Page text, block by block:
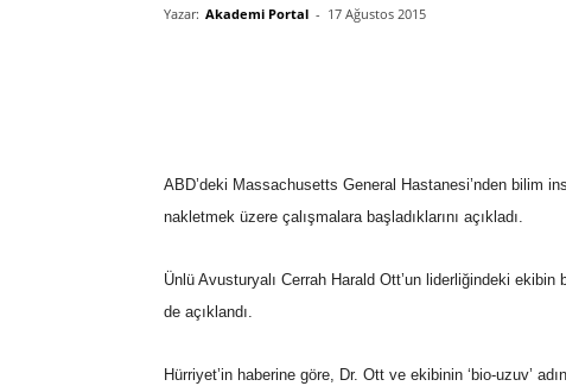
Yazar: Akademi Portal - 17 Ağustos 2015
ABD’deki Massachusetts General Hastanesi’nden bilim
nakletmek üzere çalışmalara başladıklarını açıkladı.
Ünlü Avusturyalı Cerrah Harald Ott’un liderliğindeki
de açıklandı.
Hürriyet’in haberine göre, Dr. Ott ve ekibinin ‘bio-uzuv’